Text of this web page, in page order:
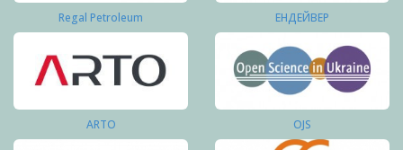
Regal Petroleum ЕНДЕЙВЕР
ARTO OJS